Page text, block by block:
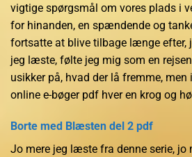
vigtige spørgsmål om vores plads i
for hinanden, en spændende og
fortsatte at blive tilbage længe efter,
jeg læste, følte jeg mig som en
usikker på, hvad der lå fremme,
online e-bøger pdf hver en krog og
Borte med Blæsten del 2 pdf
Jo mere jeg læste fra denne serie, jo